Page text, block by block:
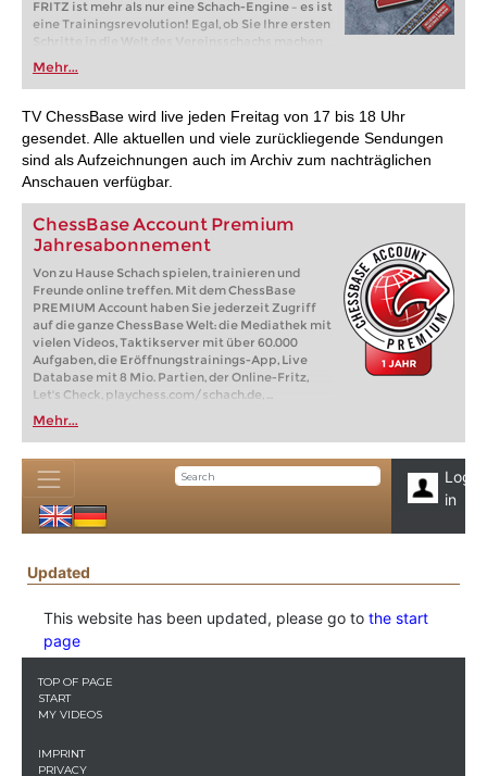
FRITZ ist mehr als nur eine Schach-Engine – es ist
eine Trainingsrevolution! Egal, ob Sie Ihre ersten
Schritte in die Welt des Vereinsschachs machen
oder bereits auf Turnierniveau spielen: Mit
FRITZ trainieren Sie effizienter, intelligenter und
individueller als je zuvor.
Mehr...
TV ChessBase wird live jeden Freitag von 17 bis 18 Uhr
gesendet. Alle aktuellen und viele zurückliegende Sendungen
sind als Aufzeichnungen auch im Archiv zum nachträglichen
Anschauen verfügbar.
ChessBase Account Premium
Jahresabonnement
Von zu Hause Schach spielen, trainieren und
Freunde online treffen. Mit dem ChessBase
PREMIUM Account haben Sie jederzeit Zugriff
auf die ganze ChessBase Welt: die Mediathek mit
vielen Videos, Taktikserver mit über 60.000
Aufgaben, die Eröffnungstrainings-App, Live
Database mit 8 Mio. Partien, der Online-Fritz,
Let's Check, playchess.com/schach.de, ...
Mehr...